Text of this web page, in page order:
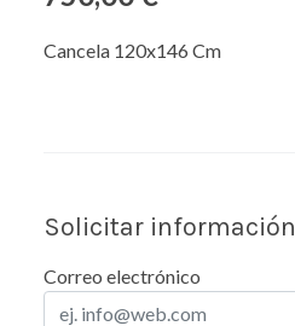
Cancela 120x146 Cm
Solicitar información
Correo electrónico